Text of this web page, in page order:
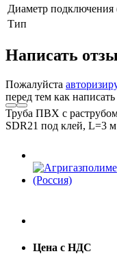
Диаметр
Тип
Написать
Пожалуйста
перед тем как
Труба ПВХ с
SDR21 под клей, L=3 м
Цена с НДС